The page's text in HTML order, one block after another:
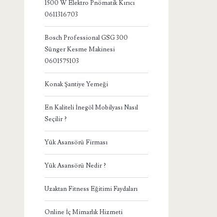
1500 W Elektro Pnömatik Kırıcı
0611316703
Bosch Professional GSG 300
Sünger Kesme Makinesi
0601575103
Konak Şantiye Yemeği
En Kaliteli İnegöl Mobilyası Nasıl
Seçilir ?
Yük Asansörü Firması
Yük Asansörü Nedir ?
Uzaktan Fitness Eğitimi Faydaları
Online İç Mimarlık Hizmeti